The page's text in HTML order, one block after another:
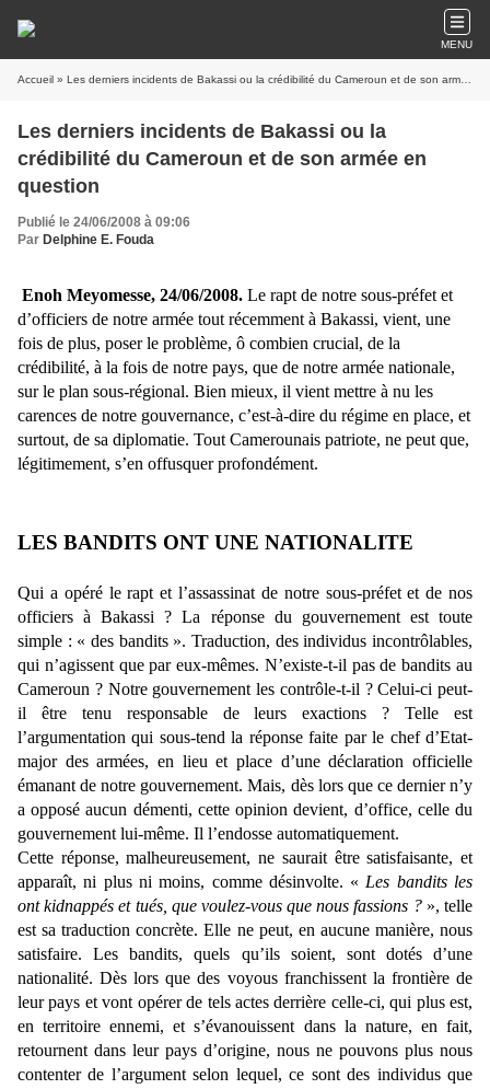
MENU
Accueil » Les derniers incidents de Bakassi ou la crédibilité du Cameroun et de son armée en question
Les derniers incidents de Bakassi ou la
crédibilité du Cameroun et de son armée en
question
Publié le 24/06/2008 à 09:06
Par Delphine E. Fouda
Enoh Meyomesse, 24/06/2008. Le rapt de notre sous-préfet et
d’officiers de notre armée tout récemment à Bakassi, vient, une
fois de plus, poser le problème, ô combien crucial, de la
crédibilité, à la fois de notre pays, que de notre armée nationale,
sur le plan sous-régional. Bien mieux, il vient mettre à nu les
carences de notre gouvernance, c’est-à-dire du régime en place, et
surtout, de sa diplomatie. Tout Camerounais patriote, ne peut que,
légitimement, s’en offusquer profondément.
LES BANDITS ONT UNE NATIONALITE
Qui a opéré le rapt et l’assassinat de notre sous-préfet et de nos
officiers à Bakassi ? La réponse du gouvernement est toute
simple : « des bandits ». Traduction, des individus incontrôlables,
qui n’agissent que par eux-mêmes. N’existe-t-il pas de bandits au
Cameroun ? Notre gouvernement les contrôle-t-il ? Celui-ci peut-
il être tenu responsable de leurs exactions ? Telle est
l’argumentation qui sous-tend la réponse faite par le chef d’Etat-
major des armées, en lieu et place d’une déclaration officielle
émanant de notre gouvernement. Mais, dès lors que ce dernier n’y
a opposé aucun démenti, cette opinion devient, d’office, celle du
gouvernement lui-même. Il l’endosse automatiquement.
Cette réponse, malheureusement, ne saurait être satisfaisante, et
apparaît, ni plus ni moins, comme désinvolte. « Les bandits les
ont kidnappés et tués, que voulez-vous que nous fassions ?», telle
est sa traduction concrète. Elle ne peut, en aucune manière, nous
satisfaire. Les bandits, quels qu’ils soient, sont dotés d’une
nationalité. Dès lors que des voyous franchissent la frontière de
leur pays et vont opérer de tels actes derrière celle-ci, qui plus est,
en territoire ennemi, et s’évanouissent dans la nature, en fait,
retournent dans leur pays d’origine, nous ne pouvons plus nous
contenter de l’argument selon lequel, ce sont des individus que